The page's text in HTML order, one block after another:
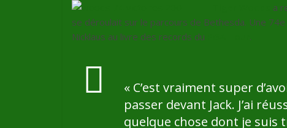
a
se déroulait sur le parcours de Bethesda. Une
Nicklaus au livre des records du
.
« C’est vraiment super
passer devant Jack. J’ai
quelque chose dont je suis